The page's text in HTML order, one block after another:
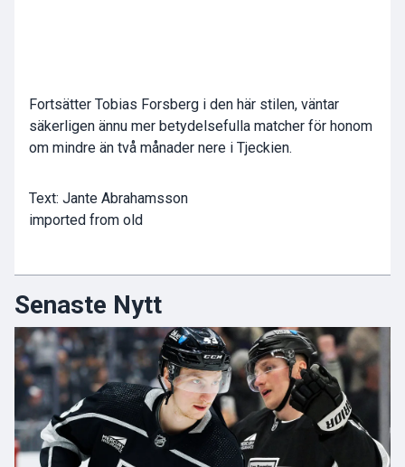
Fortsätter Tobias Forsberg i den här stilen, väntar
säkerligen ännu mer betydelsefulla matcher för honom
om mindre än två månader nere i Tjeckien.
Text: Jante Abrahamsson
imported from old
Senaste Nytt